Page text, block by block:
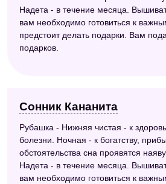
Надета - в течение месяца.
вам необходимо готовиться к
предстоит делать подарки. Вам
подарков.
Сонник Кананита
Рубашка - Нижняя чистая - к
болезни. Ночная - к богатству,
обстоятельства сна проявятся
Надета - в течение месяца.
вам необходимо готовиться к